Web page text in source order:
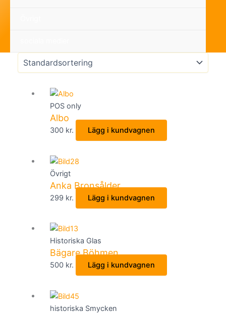
POS only
Albo
300 kr. Lägg i kundvagnen
Övrigt
Anka Bronsålder
299 kr. Lägg i kundvagnen
Historiska Glas
Bägare Böhmen
500 kr. Lägg i kundvagnen
historiska Smycken